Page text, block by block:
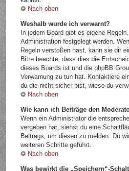
Nach oben
Weshalb wurde ich verwarnt?
In jedem Board gibt es eigene
Administration festgelegt werden.
Regeln verstoßen hast, kann sie dir
Bitte beachte, dass dies die
dieses Boards ist und die phpBB
Verwarnung zu tun hat. Kontaktiere
du die nicht sicher bist, wieso du
Nach oben
Wie kann ich Beiträge den
Wenn ein Administrator die
vergeben hat, siehst du eine
Beitrags, um diesen zu melden. Du
weiteren Schritte geführt.
Nach oben
Was bewirkt die „Speichern“-